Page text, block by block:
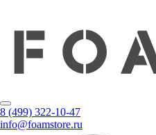
8 (499) 322-10-47
info@foamstore.ru